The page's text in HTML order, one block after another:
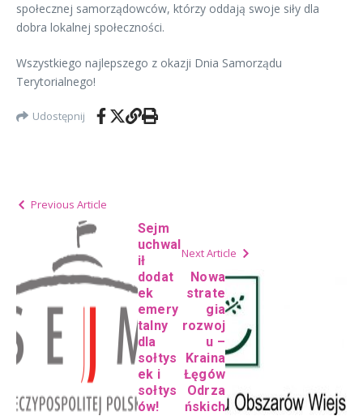
społecznej samorządowców, którzy oddają swoje siły dla
dobra lokalnej społeczności.
Wszystkiego najlepszego z okazji Dnia Samorządu
Terytorialnego!
Udostępnij
Previous Article
Sejm
uchwal
ił
dodat
ek
emery
talny
dla
sołtys
ek i
sołtys
ów!
Next Article
Nowa
strate
gia
rozwoj
u –
Kraina
Łęgów
Odrza
ńskich